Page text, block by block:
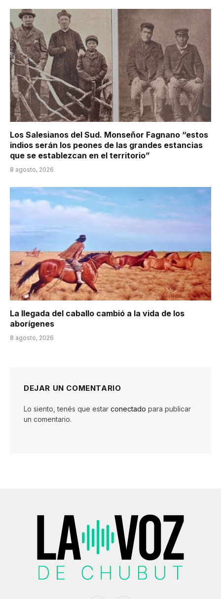
Los Salesianos del Sud. Monseñor Fagnano “estos
indios serán los peones de las grandes estancias
que se establezcan en el territorio”
8 agosto, 2026
La llegada del caballo cambió a la vida de los
aborígenes
8 agosto, 2026
DEJAR UN COMENTARIO
Lo siento, tenés que estar conectado para publicar
un comentario.